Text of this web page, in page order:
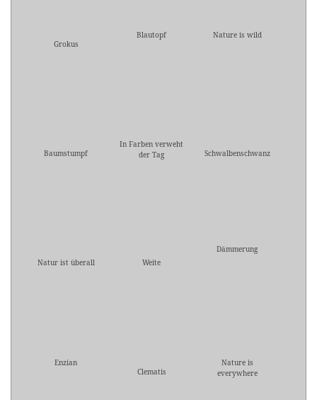
Grokus
Blautopf Nature is wild
Baumstumpf
In Farben verweht
der Tag
Schwalbenschwanz
Natur ist überall Weite
Dämmerung
Enzian
Clematis
Nature is
everywhere